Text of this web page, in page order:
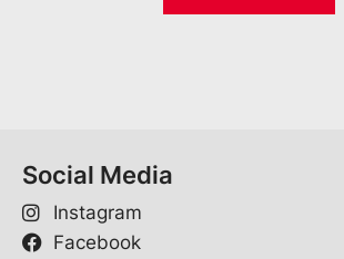
Social Media
Instagram
Facebook